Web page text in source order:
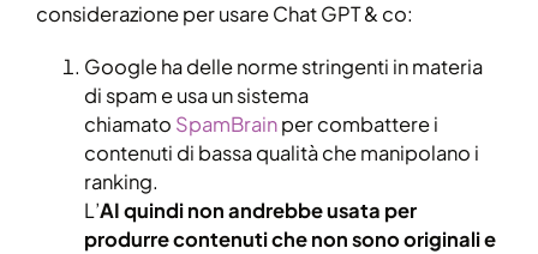
considerazione per usare Chat GPT & co:
Google ha delle norme stringenti in materia
di spam e usa un sistema
chiamato SpamBrainper combattere i
contenuti di bassa qualità che manipolano i
ranking.
L’AI quindi non andrebbe usata per
produrre contenuti che non sono originali e